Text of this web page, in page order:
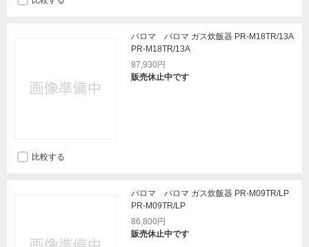
パロマ パロマ ガス炊飯器 PR-M18TR/13A
PR-M18TR/13A
87,930円
販売休止中です
比較する
パロマ パロマ ガス炊飯器 PR-M09TR/LP
PR-M09TR/LP
86,800円
販売休止中です